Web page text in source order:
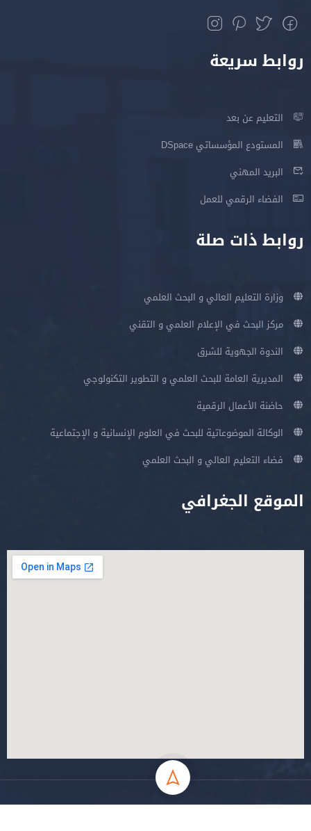
روابط سريعة
التعليم عن بعد
المستودع المؤسساتي DSpace
البريد المهني
الفضاء الرقمي للعمل
روابط ذات صلة
وزارة التعليم العالي و البحث العلمي
مركز البحث في الإعلام العلمي و التقني
الندوة الجهوية للشرق
المديرية العامة للبحث العلمي و التطوير التكنولوجي
حاضنة الأعمال الرقمية
الوكالة الموضوعاتية للبحث في العلوم الإنسانية و الإجتماعية
فضاء التعليم العالي و البحث العلمي
الموقع الجغرافي
جميع الحقوق محفوظة جامعة المسيلة - 2024